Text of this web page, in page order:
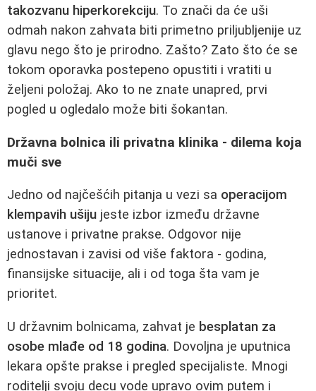
takozvanu hiperkorekciju. To znači da će uši
odmah nakon zahvata biti primetno priljubljenije uz
glavu nego što je prirodno. Zašto? Zato što će se
tokom oporavka postepeno opustiti i vratiti u
željeni položaj. Ako to ne znate unapred, prvi
pogled u ogledalo može biti šokantan.
Državna bolnica ili privatna klinika - dilema koja
muči sve
Jedno od najčešćih pitanja u vezi sa operacijom
klempavih ušiju jeste izbor između državne
ustanove i privatne prakse. Odgovor nije
jednostavan i zavisi od više faktora - godina,
finansijske situacije, ali i od toga šta vam je
prioritet.
U državnim bolnicama, zahvat je besplatan za
osobe mlađe od 18 godina. Dovoljna je uputnica
lekara opšte prakse i pregled specijaliste. Mnogi
roditelji svoju decu vode upravo ovim putem i